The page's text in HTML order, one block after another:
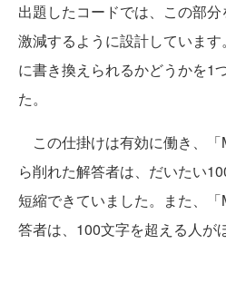
出題したコードでは、この部
激減するように設計していま
に書き換えられるかどうかを1
た。
この仕掛けは有効に働き、
ら削れた解答者は、だいたい
短縮できていました。また、
答者は、100文字を超える人が